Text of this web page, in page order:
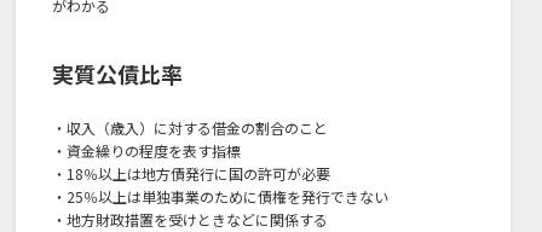
がわかる
実質公債比率
・収入（歳入）に対する借金の割合のこと
・資金繰りの程度を表す指標
・18％以上は地方債発行に国の許可が必要
・25％以上は単独事業のために債権を発行できない
・地方財政措置を受けときなどに関係する